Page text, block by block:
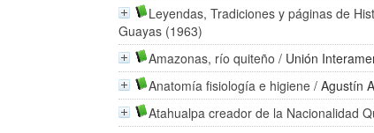
Leyendas, Tradiciones y páginas de
Guayas (1963)
Amazonas, río quiteño / Unión
Anatomía fisiología e higiene /Agustín
Atahualpa creador de la Nacionalidad